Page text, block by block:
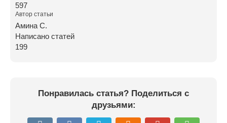
597
Автор статьи
Амина С.
Написано статей
199
Понравилась статья? Поделиться с
друзьями: